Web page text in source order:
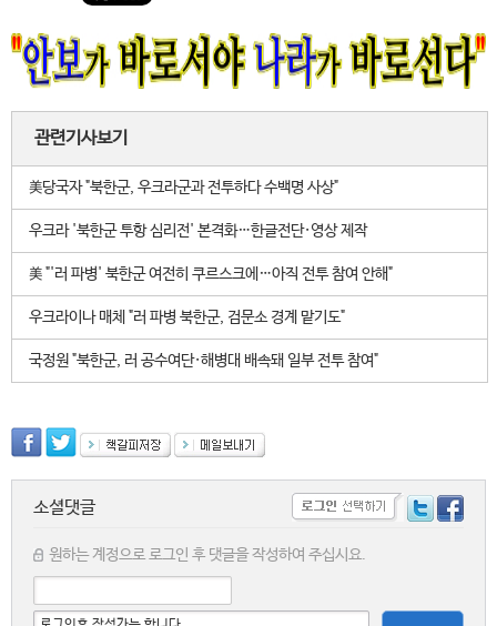
관련기사보기
美당국자 "북한군, 우크라군과 전투하다 수백명 사상"
우크라 '북한군 투항 심리전' 본격화…한글전단·영상 제작
美 "'러 파병' 북한군 여전히 쿠르스크에…아직 전투 참여 안해"
우크라이나 매체 "러 파병 북한군, 검문소 경계 맡기도"
국정원 "북한군, 러 공수여단·해병대 배속돼 일부 전투 참여"
소셜댓글
원하는 계정으로 로그인 후 댓글을 작성하여 주십시요.